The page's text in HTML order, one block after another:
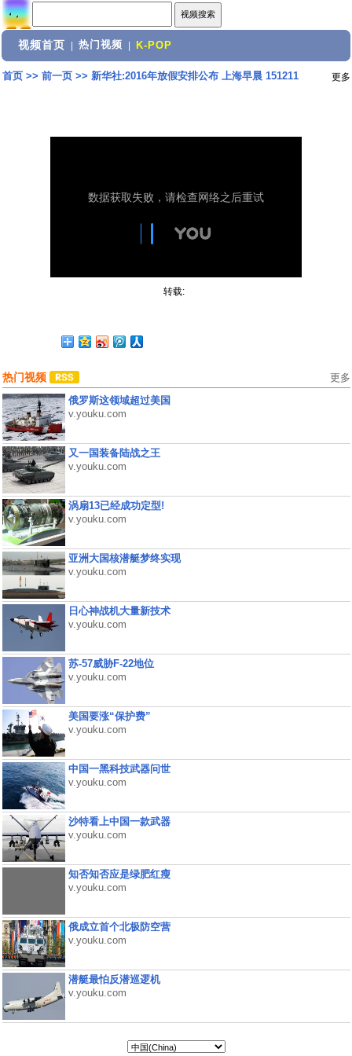
视频首页 热门视频 K-POP
首页>> 前一页>> 新华社:2016年放假安排公布 上海早晨 151211 更多
转载:
热门视频 更多
俄罗斯这领域超过美国
v.youku.com
又一国装备陆战之王
v.youku.com
涡扇13已经成功定型!
v.youku.com
亚洲大国核潜艇梦终实现
v.youku.com
日心神战机大量新技术
v.youku.com
苏-57威胁F-22地位
v.youku.com
美国要涨“保护费”
v.youku.com
中国一黑科技武器问世
v.youku.com
沙特看上中国一款武器
v.youku.com
知否知否应是绿肥红瘦
v.youku.com
俄成立首个北极防空营
v.youku.com
潜艇最怕反潜巡逻机
v.youku.com